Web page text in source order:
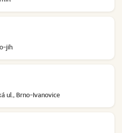
jih
ul., Brno-Ivanovice